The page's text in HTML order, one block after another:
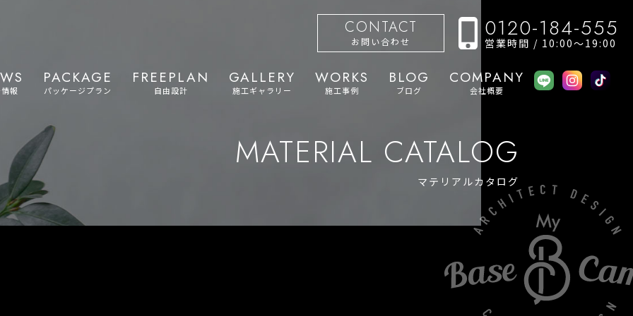
CONTACT
お問い合わせ 0120-184-555
営業時間 / 10:00〜19:00
報
PACKAGE
パッケージプラン
FREEPLAN
自由設計
GALLERY
施工ギャラリー
WORKS
施工事例
BLOG
ブログ
COMPANY
会社概要
MATERIAL CATALOG
マテリアルカタログ